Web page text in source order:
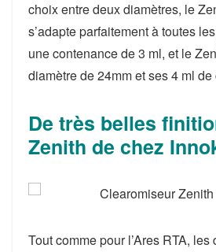
choix entre deux diamètres, le
s’adapte parfaitement à toutes
une contenance de 3 ml, et le
diamètre de 24mm et ses 4 ml
De très belles
Zenith de chez
Tout comme pour l’Ares RTA,